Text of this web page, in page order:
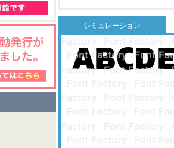
シミュレーション